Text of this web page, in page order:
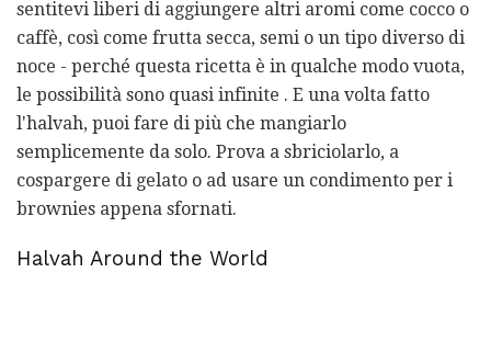
sentitevi liberi di aggiungere altri aromi come cocco o
caffè, così come frutta secca, semi o un tipo diverso di
noce - perché questa ricetta è in qualche modo vuota,
le possibilità sono quasi infinite . E una volta fatto
l'halvah, puoi fare di più che mangiarlo
semplicemente da solo. Prova a sbriciolarlo, a
cospargere di gelato o ad usare un condimento per i
brownies appena sfornati.
Halvah Around the World